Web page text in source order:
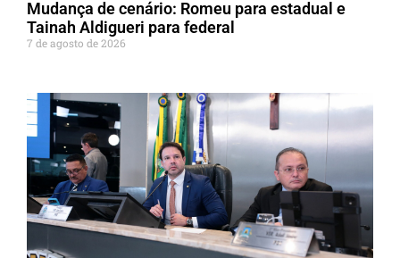
Mudança de cenário: Romeu para estadual e
Tainah Aldigueri para federal
7 de agosto de 2026